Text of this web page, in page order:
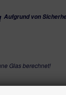
Aufgrund von
Glas berechnet!